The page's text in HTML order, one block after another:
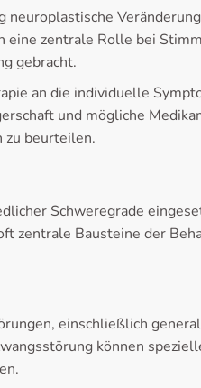
zentrale Rolle bei
gebracht.
an die individuelle
und mögliche
zu beurteilen.
Schweregrade
zentrale Bausteine der
einschließlich
können